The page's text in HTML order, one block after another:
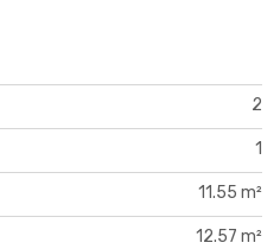
2
1
11.55 m²
12.57 m²